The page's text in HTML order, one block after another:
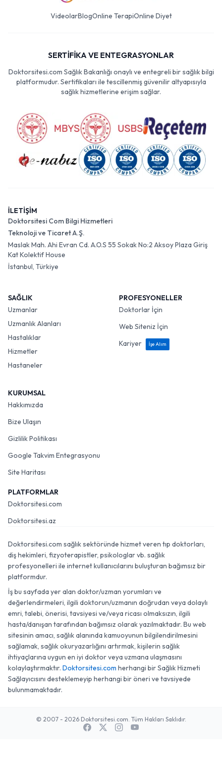
VideolarBlogOnline TerapiOnline Diyet
SERTİFİKA VE ENTEGRASYONLAR
Doktorsitesi.com Sağlık Bakanlığı onaylı ve entegreli bir sağlık bilgi
platformudur. Sertifikaları ile tescillenmiş güvenilir altyapısıyla
sağlık hizmetlerine erişim sağlar.
İLETİŞİM
Doktorsitesi Com Bilgi Hizmetleri
Teknoloji ve Ticaret A.Ş.
Maslak Mah. Ahi Evran Cd. A.O.S 55 Sokak No:2 Aksoy Plaza Giriş
Kat Kolektif House
İstanbul, Türkiye
SAĞLIK
Uzmanlar
Uzmanlık Alanları
Hastalıklar
Hizmetler
Hastaneler
PROFESYONELLER
Doktorlar İçin
Web Siteniz İçin
Kariyer
İşe Alım
KURUMSAL
Hakkımızda
Bize Ulaşın
Gizlilik Politikası
Google Takvim Entegrasyonu
Site Haritası
PLATFORMLAR
Doktorsitesi.com
Doktorsitesi.az
Doktorsitesi.com sağlık sektöründe hizmet veren tıp doktorları,
diş hekimleri, fizyoterapistler, psikologlar vb. sağlık
profesyonelleri ile internet kullanıcılarını buluşturan bağımsız bir
platformdur.
İş bu sayfada yer alan doktor/uzman yorumları ve
değerlendirmeleri, ilgili doktorun/uzmanın doğrudan veya dolaylı
emri, talebi, önerisi, tavsiyesi ve/veya ricası olmaksızın, ilgili
hasta/danışan tarafından bağımsız olarak yazılmaktadır. Bu web
sitesinin amacı, sağlık alanında kamuoyunun bilgilendirilmesini
sağlamak, sağlık okuryazarlığını artırmak, kişilerin sağlık
ihtiyaçlarına uygun en iyi doktor veya uzmana ulaşmasını
kolaylaştırmaktır. Doktorsitesi.com herhangi bir Sağlık Hizmeti
Sağlayıcısını desteklemeyip herhangi bir öneri ve tavsiyede
bulunmamaktadır.
© 2007 - 2026 Doktorsitesi.com. Tüm Hakları Saklıdır.